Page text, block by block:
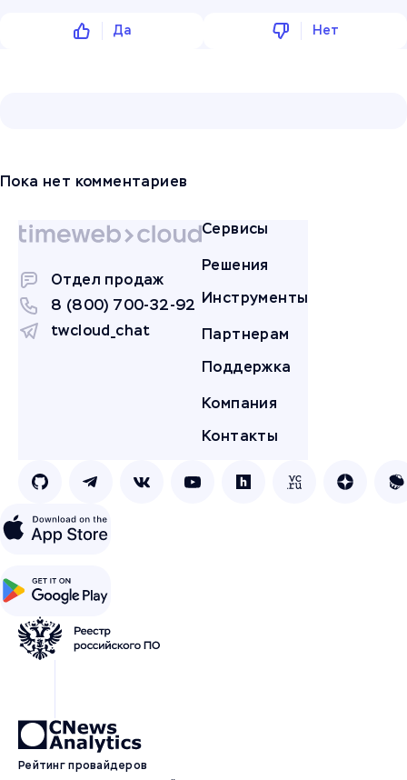
Да Нет
Пока нет комментариев
Отдел продаж
8 (800) 700-32-92
twcloud_chat
Сервисы
Решения
Инструменты
Партнерам
Поддержка
Компания
Контакты
Рейтинг провайдеров